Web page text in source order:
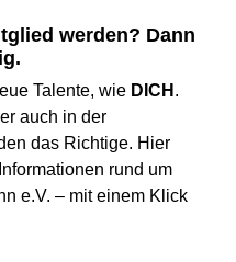
werden? Dann
Talente, wie DICH .
auch in der
das Richtige. Hier
rund um
e.V. – mit einem Klick